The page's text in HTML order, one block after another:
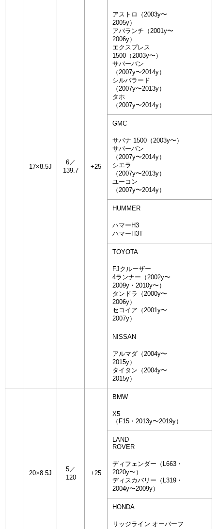
17×8.5J
6／
139.7
+25
アストロ（2003y〜
2005y）
アバランチ（2001y〜
2006y）
エクスプレス
1500（2003y〜）
サバーバン
（2007y〜2014y）
シルバラード
（2007y〜2013y）
タホ
（2007y〜2014y）
GMC
サバナ 1500（2003y〜）
サバーバン
（2007y〜2014y）
シエラ
（2007y〜2013y）
ユーコン
（2007y〜2014y）
HUMMER
ハマーH3
ハマーH3T
TOYOTA
FJクルーザー
4ランナー（2002y〜
2009y・2010y〜）
タンドラ（2000y〜
2006y）
セコイア（2001y〜
2007y）
NISSAN
アルマダ（2004y〜
2015y）
タイタン（2004y〜
2015y）
20×8.5J
5／
120
+25
BMW
X5
（F15・2013y〜2019y）
LAND
ROVER
ディフェンダー（L663・
2020y〜）
ディスカバリー（L319・
2004y〜2009y）
HONDA
リッジライン オーバーフ